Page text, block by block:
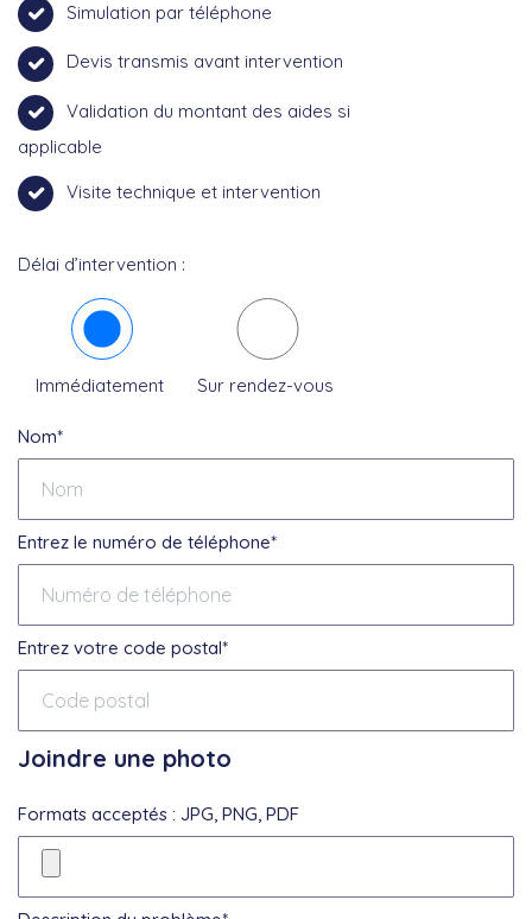
Simulation par téléphone
Devis transmis avant intervention
Validation du montant des aides si
applicable
Visite technique et intervention
Délai d’intervention :
Immédiatement Sur rendez-vous
Nom*
Entrez le numéro de téléphone*
Entrez votre code postal*
Joindre une photo
Formats acceptés : JPG, PNG, PDF